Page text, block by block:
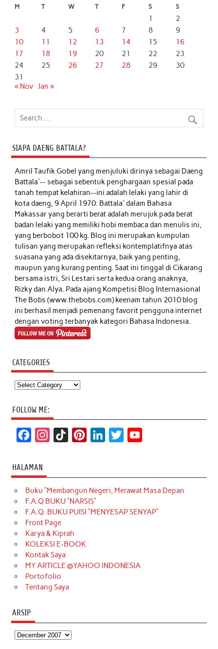
M T W T F S S
1
2
3
4 5 6 7 8
9
10
11 12 13 14 15
16
17
18 19 20 21 22
23
24
25 26 27 28 29
30
31
« Nov Jan »
SIAPA DAENG BATTALA?
Amril Taufik Gobelyang menjuluki dirinya sebagai Daeng
Battala'-- sebagai sebentuk penghargaan spesial pada
tanah tempat kelahiran--ini adalah lelaki yang lahir di
kota daeng, 9 April 1970. Battala' dalam Bahasa
Makassar yang berarti berat adalah merujuk pada berat
badan lelaki yang memiliki hobi membaca dan menulis ini,
yang berbobot 100 kg. Blog ini merupakan kumpulan
tulisan yang merupakan refleksi kontemplatifnya atas
suasana yang ada disekitarnya, baik yang penting,
maupun yang kurang penting. Saat ini tinggal di Cikarang
bersama istri, Sri Lestari serta kedua orang anaknya,
Rizky dan Alya. Pada ajang Kompetisi Blog Internasional
The Bobs (www.thebobs.com) keenam tahun 2010 blog
ini berhasil menjadi pemenang favorit pengguna internet
dengan voting terbanyak kategori Bahasa Indonesia.
CATEGORIES
Categories
FOLLOW ME:
c
e
b
o
o
k
t
a
g
r
a
m
T
o
k
t
e
r
k
e
d
t
t
e
T
u
b
HALAMAN
Buku “Membangun Negeri, Merawat Masa Depan
F.A.Q BUKU “NARSIS”
F.A.Q. BUKU PUISI “MENYESAP SENYAP”
Front Page
Karya & Kiprah
KOLEKSI E-BOOK
Kontak Saya
MY ARTICLE @YAHOO INDONESIA
Portofolio
Tentang Saya
ARSIP
Arsip